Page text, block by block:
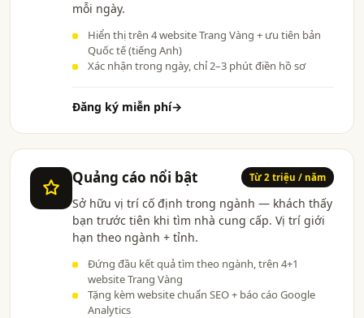
mỗi ngày.
Hiển thị trên 4 website Trang Vàng + ưu tiên bản
Quốc tế (tiếng Anh)
Xác nhận trong ngày, chỉ 2–3 phút điền hồ sơ
Đăng ký miễn phí→
Quảng cáo nổi bật Từ 2 triệu / năm
Sở hữu vị trí cố định trong ngành — khách thấy
bạn trước tiên khi tìm nhà cung cấp. Vị trí giới
hạn theo ngành + tỉnh.
Đứng đầu kết quả tìm theo ngành, trên 4+1
website Trang Vàng
Tặng kèm website chuẩn SEO + báo cáo Google
Analytics